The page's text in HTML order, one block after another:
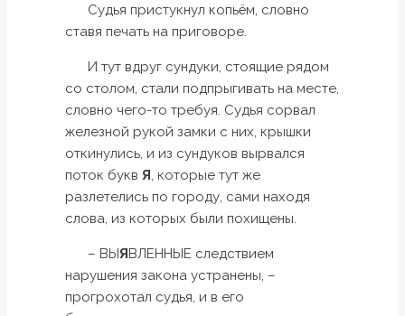
Судья пристукнул копьём, словно
ставя печать на приговоре.
И тут вдруг сундуки, стоящие рядом
со столом, стали подпрыгивать на месте,
словно чего-то требуя. Судья сорвал
железной рукой замки с них, крышки
откинулись, и из сундуков вырвался
поток букв Я, которые тут же
разлетелись по городу, сами находя
слова, из которых были похищены.
– ВЫЯВЛЕННЫЕ следствием
нарушения закона устранены, –
прогрохотал судья, и в его